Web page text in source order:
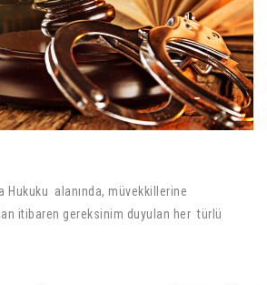
Hukuku alanında, müvekkillerine
itibaren gereksinim duyulan her türlü